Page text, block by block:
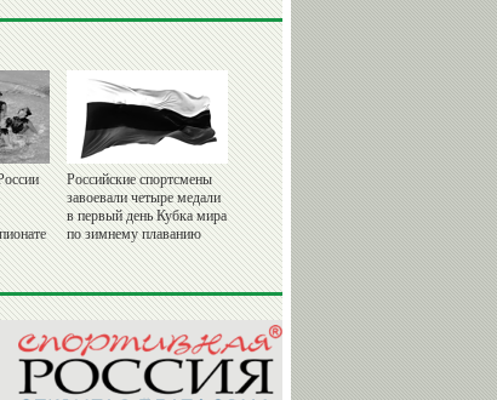
Российские спортсмены
завоевали четыре медали
в первый день Кубка мира
по зимнему плаванию